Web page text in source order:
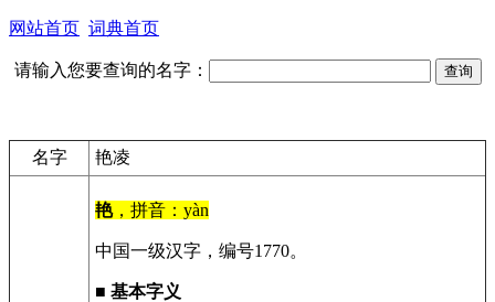
网站首页 词典首页
请输入您要查询的名字：
名字 艳凌
艳，拼音：yàn
中国一级汉字，编号1770。
■ 基本字义